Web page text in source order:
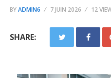
BYADMIN6 7 JUIN 2026 12
SHARE: